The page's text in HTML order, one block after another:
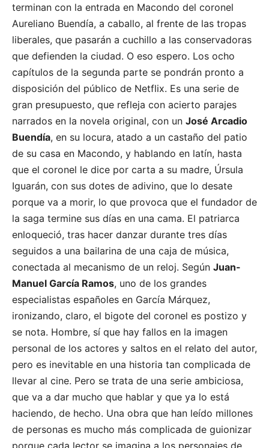
terminan con la entrada en Macondo del coronel
Aureliano Buendía, a caballo, al frente de las tropas
liberales, que pasarán a cuchillo a las conservadoras
que defienden la ciudad. O eso espero. Los ocho
capítulos de la segunda parte se pondrán pronto a
disposición del público de Netflix. Es una serie de
gran presupuesto, que refleja con acierto parajes
narrados en la novela original, con un José Arcadio
Buendía, en su locura, atado a un castaño del patio
de su casa en Macondo, y hablando en latín, hasta
que el coronel le dice por carta a su madre, Úrsula
Iguarán, con sus dotes de adivino, que lo desate
porque va a morir, lo que provoca que el fundador de
la saga termine sus días en una cama. El patriarca
enloqueció, tras hacer danzar durante tres días
seguidos a una bailarina de una caja de música,
conectada al mecanismo de un reloj. Según Juan-
Manuel García Ramos, uno de los grandes
especialistas españoles en García Márquez,
ironizando, claro, el bigote del coronel es postizo y
se nota. Hombre, sí que hay fallos en la imagen
personal de los actores y saltos en el relato del autor,
pero es inevitable en una historia tan complicada de
llevar al cine. Pero se trata de una serie ambiciosa,
que va a dar mucho que hablar y que ya lo está
haciendo, de hecho. Una obra que han leído millones
de personas es mucho más complicada de guionizar